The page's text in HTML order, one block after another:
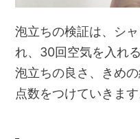
泡立ちの検証は、シ
れ、30回空気を入れ
泡立ちの良さ、きめ
点数をつけていきます